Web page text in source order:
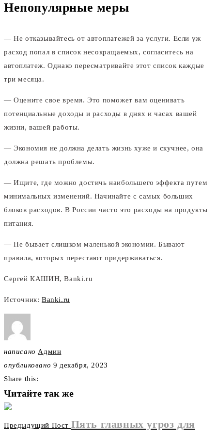
Непопулярные меры
— Не отказывайтесь от автоплатежей за услуги. Если уж
расход попал в список несокращаемых, согласитесь на
автоплатеж. Однако пересматривайте этот список каждые
три месяца.
— Оцените свое время. Это поможет вам оценивать
потенциальные доходы и расходы в днях и часах вашей
жизни, вашей работы.
— Экономия не должна делать жизнь хуже и скучнее, она
должна решать проблемы.
— Ищите, где можно достичь наибольшего эффекта путем
минимальных изменений. Начинайте с самых больших
блоков расходов. В России часто это расходы на продукты
питания.
— Не бывает слишком маленькой экономии. Бывают
правила, которых перестают придерживаться.
Сергей КАШИН, Banki.ru
Источник: Banki.ru
написано Админ
опубликовано 9 декабря, 2023
Share this:
Читайте так же
Предыдущий Пост Пять главных угроз для